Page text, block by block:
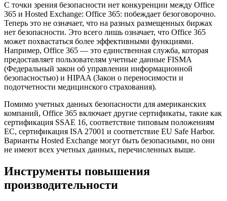
С точки зрения безопасности нет конкуренции между Office
365 и Hosted Exchange: Office 365: побеждает безоговорочно.
Теперь это не означает, что на разных размещенных биржах
нет безопасности. Это всего лишь означает, что Office 365
может похвастаться более эффективными функциями.
Например, Office 365 — это единственная служба, которая
предоставляет пользователям учетные данные FISMA
(Федеральный закон об управлении информационной
безопасностью) и HIPAA (Закон о переносимости и
подотчетности медицинского страхования).
Помимо учетных данных безопасности для американских
компаний, Office 365 включает другие сертификаты, такие как
сертификация SSAE 16, соответствие типовым положениям
ЕС, сертификация ISA 27001 и соответствие EU Safe Harbor.
Варианты Hosted Exchange могут быть безопасными, но они
не имеют всех учетных данных, перечисленных выше.
Инструменты повышения
производительности